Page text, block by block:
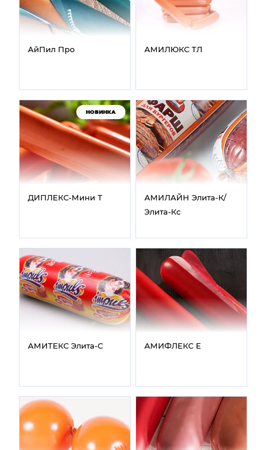
АйПил Про АМИЛЮКС ТЛ
НОВИНКА
ДИПЛЕКС‑Мини Т
АМИЛАЙН Элита‑К/
Элита‑Кс
АМИТЕКС Элита‑С АМИФЛЕКС Е